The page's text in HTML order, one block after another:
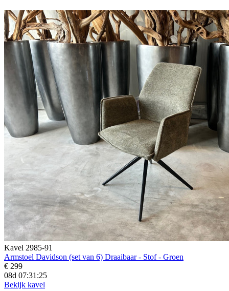
Kavel 2985-91
Armstoel Davidson (set van 6) Draaibaar - Stof - Groen
€ 299
08d 07:31:23
Bekijk kavel